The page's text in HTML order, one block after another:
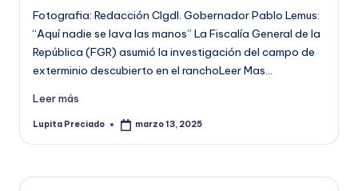
Fotografia: Redacción CIgdl. Gobernador Pablo Lemus:
“Aquí nadie se lava las manos” La Fiscalía General de la
República (FGR) asumió la investigación del campo de
exterminio descubierto en el ranchoLeer Mas…
Leer más
Publicado
Lupita Preciado marzo 13, 2025